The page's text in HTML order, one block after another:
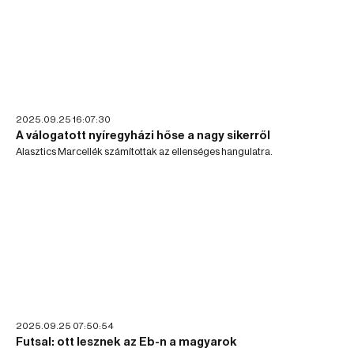
2025.09.25 16:07:30
A válogatott nyíregyházi hőse a nagy sikerről
Alasztics Marcellék számítottak az ellenséges hangulatra.
2025.09.25 07:50:54
Futsal: ott lesznek az Eb-n a magyarok